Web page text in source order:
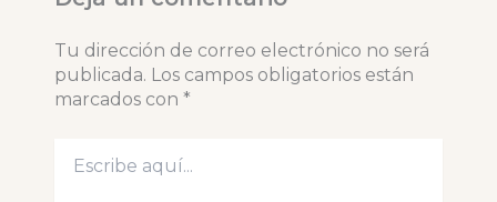
Tu dirección de correo electrónico no será
publicada. Los campos obligatorios están
marcados con *
aquí...